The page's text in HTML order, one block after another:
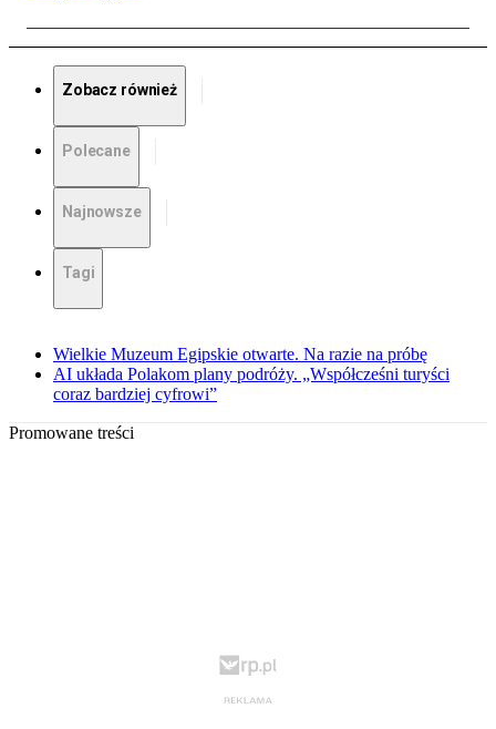
Zobacz również
Polecane
Najnowsze
Tagi
Wielkie Muzeum Egipskie otwarte. Na razie na próbę
AI układa Polakom plany podróży. „Współcześni turyści
coraz bardziej cyfrowi”
Promowane treści